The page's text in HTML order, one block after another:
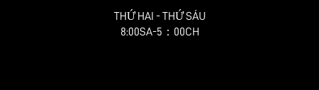
THỨ HAI - THỨ SÁU
8:00SA-5：00CH